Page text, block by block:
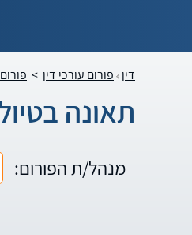
דין פורום עורכי דין >
תאונה
מנהל/ת הפורום: